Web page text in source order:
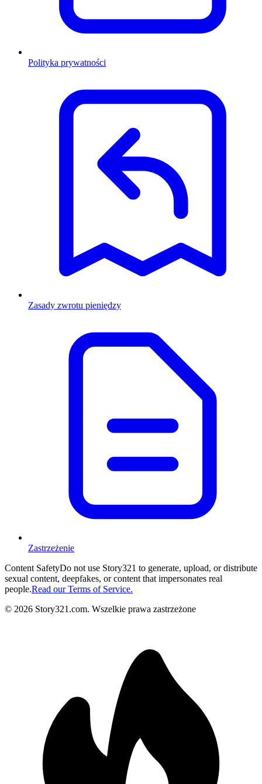
Polityka prywatności
Zasady zwrotu pieniędzy
Zastrzeżenie
Content SafetyDo not use Story321 to generate, upload, or distribute
sexual content, deepfakes, or content that impersonates real
people.Read our Terms of Service.
© 2026 Story321.com. Wszelkie prawa zastrzeżone